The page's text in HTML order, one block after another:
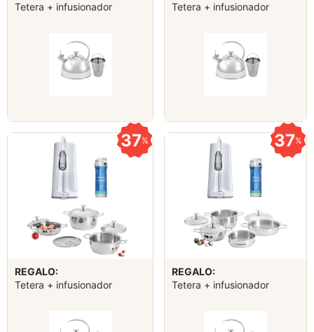
Tetera + infusionador
Tetera + infusionador
37%
REGALO:
Tetera + infusionador
37%
REGALO:
Tetera + infusionador